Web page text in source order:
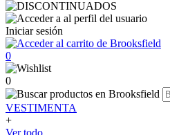
Iniciar sesión
0
0
VESTIMENTA
+
Ver todo